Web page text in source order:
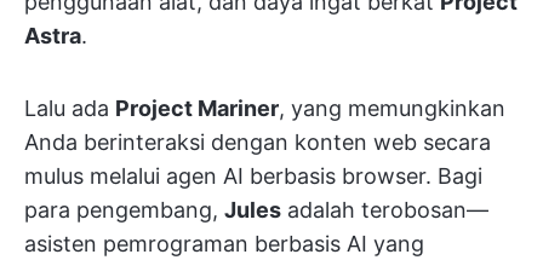
Astra.
Lalu ada Project Mariner, yang memungkinkan
Anda berinteraksi dengan konten web secara
mulus melalui agen AI berbasis browser. Bagi
para pengembang, Jules adalah terobosan—
asisten pemrograman berbasis AI yang